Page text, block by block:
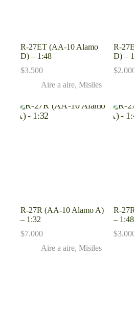
R-27ET (AA-10 Alamo
D) – 1:48
$3.500
Aire a aire, Misiles
R-
D) –
$
R-27R (AA-10 Alamo A)
– 1:32
$7.000
Aire a aire, Misiles
R-
– 1:48
$